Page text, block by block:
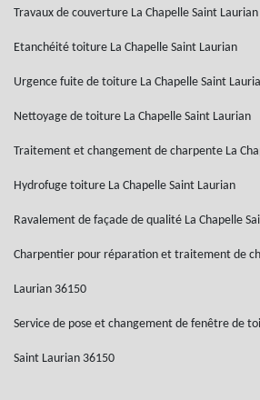
Travaux de couverture La Chapelle Saint Laurian
Etanchéité toiture La Chapelle Saint Laurian
Urgence fuite de toiture La Chapelle Saint
Nettoyage de toiture La Chapelle Saint Laurian
Traitement et changement de charpente La
Hydrofuge toiture La Chapelle Saint Laurian
Ravalement de façade de qualité La Chapelle
Charpentier pour réparation et traitement de
Laurian 36150
Service de pose et changement de fenêtre de
Saint Laurian 36150